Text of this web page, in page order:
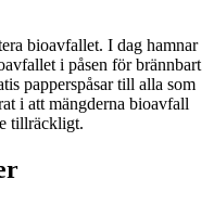
bioavfallet. I dag hamnar
i påsen för brännbart
papperspåsar till alla som
i att mängderna bioavfall
tillräckligt.